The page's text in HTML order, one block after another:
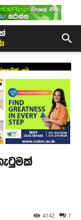
යයි
1
4142